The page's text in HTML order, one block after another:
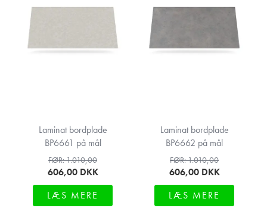
Laminat bordplade
BP6661 på mål
FØR: 1.010,00
606,00 DKK
LÆS MERE
Laminat bordplade
BP6662 på mål
FØR: 1.010,00
606,00 DKK
LÆS MERE